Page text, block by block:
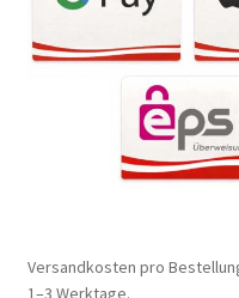
Versandkosten pro
1–3 Werktage.